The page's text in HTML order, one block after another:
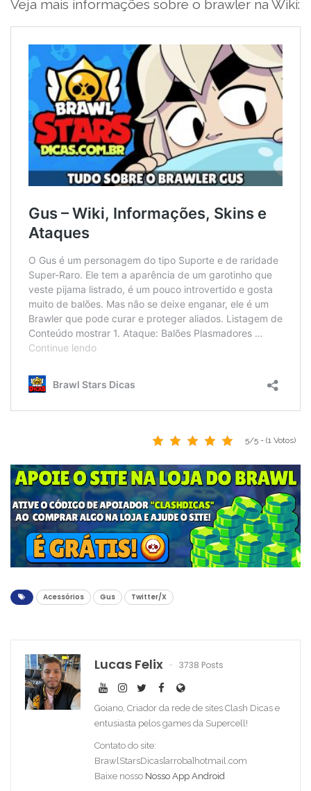
Veja mais informações sobre o brawler na Wiki:
5/5 - (1 Votos)
Acessórios Gus Twitter/X
Lucas Felix 3738 Posts
Goiano, Criador da rede de sites Clash Dicas e
entusiasta pelos games da Supercell!
Contato do site:
BrawlStarsDicas[arroba]hotmail.com
Baixe nosso Nosso App Android